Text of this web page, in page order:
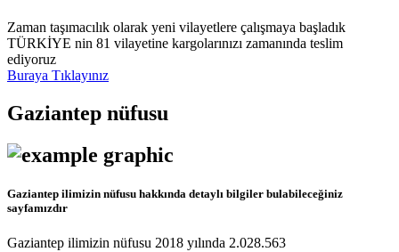
Zaman taşımacılık olarak yeni vilayetlere çalışmaya başladık
TÜRKİYE nin 81 vilayetine kargolarınızı zamanında teslim
ediyoruz
Buraya Tıklayınız
Gaziantep nüfusu
Gaziantep ilimizin nüfusu hakkında detaylı bilgiler bulabileceğiniz
sayfamızdır
Gaziantep ilimizin nüfusu 2018 yılında 2.028.563